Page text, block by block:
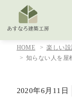
HOME
楽しい
知らない人を屋
2020年6月11日